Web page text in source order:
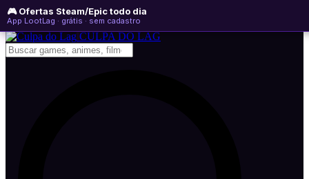
🎮 Ofertas Steam/Epic todo dia
App LootLag · grátis · sem cadastro
sexta-feira, 07 de agosto de 2026
Newsletter
CULPA DO LAG